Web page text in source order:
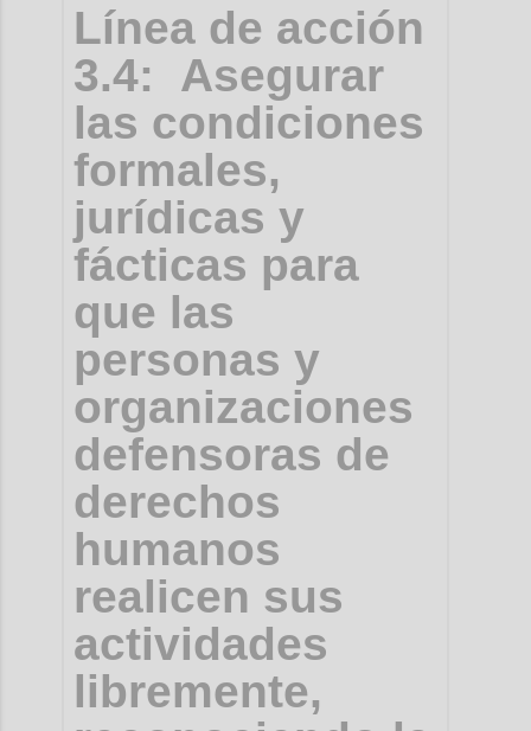
Línea de acción
3.4: Asegurar
las condiciones
formales,
jurídicas y
fácticas para
que las
personas y
organizaciones
defensoras de
derechos
humanos
realicen sus
actividades
libremente,